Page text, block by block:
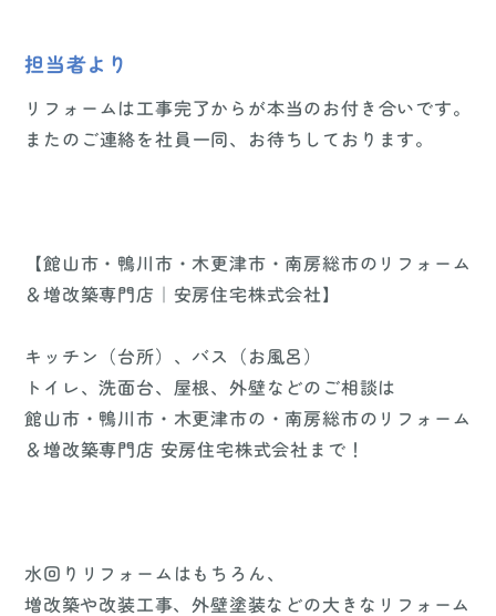
担当者より
リフォームは工事完了からが本当のお付き合いです。
またのご連絡を社員一同、お待ちしております。
【館山市・鴨川市・木更津市・南房総市のリフォーム
＆増改築専門店｜安房住宅株式会社】
キッチン（台所）、バス（お風呂）
トイレ、洗面台、屋根、外壁などのご相談は
館山市・鴨川市・木更津市の・南房総市のリフォーム
＆増改築専門店 安房住宅株式会社まで！
水回りリフォームはもちろん、
増改築や改装工事、外壁塗装などの大きなリフォーム